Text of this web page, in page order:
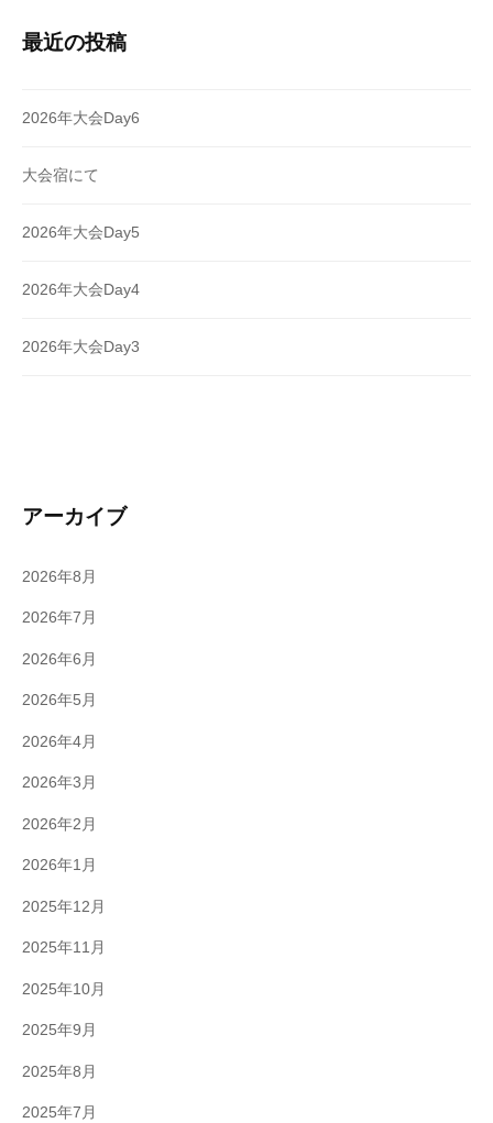
最近の投稿
2026年大会Day6
大会宿にて
2026年大会Day5
2026年大会Day4
2026年大会Day3
アーカイブ
2026年8月
2026年7月
2026年6月
2026年5月
2026年4月
2026年3月
2026年2月
2026年1月
2025年12月
2025年11月
2025年10月
2025年9月
2025年8月
2025年7月